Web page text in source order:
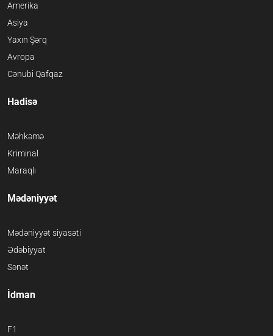
Amerika
Asiya
Yaxın Şərq
Avropa
Cənubi Qafqaz
Hadisə
Məhkəmə
Kriminal
Maraqlı
Mədəniyyət
Mədəniyyət siyasəti
Ədəbiyyat
Sənət
İdman
F1